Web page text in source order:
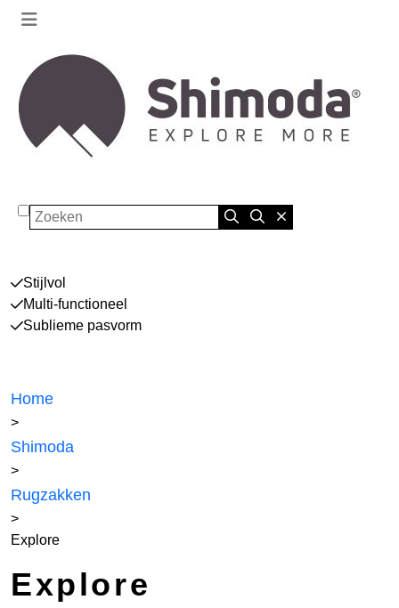
Zoeken
Stijlvol
Multi-functioneel
Sublieme pasvorm
Home
>
Shimoda
>
Rugzakken
>
Explore
Explore